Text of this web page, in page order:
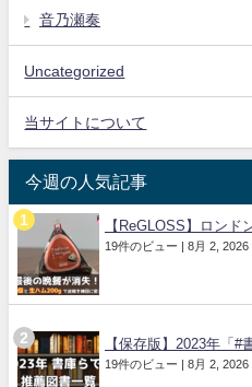
音乃瀬奏
Uncategorized
当サイトについて
今週の人気記事
【ReGLOSS】ロンド
19件のビュー 8月 2, 2026
【保存版】2023年「#
19件のビュー 8月 2, 2026